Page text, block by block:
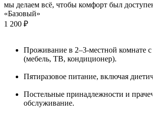
мы делаем всё, чтобы комфорт был
«Базовый»
1 200 ₽
Проживание в 2–3-местной комнате с
(мебель, ТВ, кондиционер).
Пятиразовое питание, включая
Постельные принадлежности и
обслуживание.